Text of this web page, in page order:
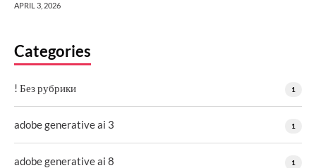
APRIL 3, 2026
Categories
! Без рубрики 1
adobe generative ai 3 1
adobe generative ai 8 1